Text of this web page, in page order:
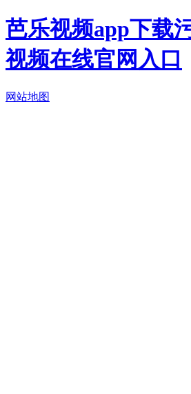
芭乐视频app下载
视频在线官网入口
网站地图